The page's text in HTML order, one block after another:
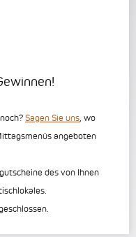
Sagen Sie uns , wo
angeboten
des von Ihnen